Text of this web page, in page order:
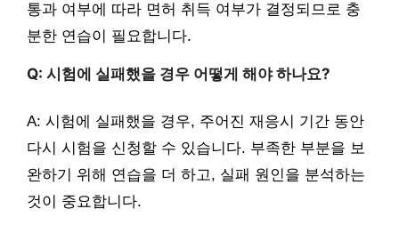
통과 여부에 따라 면허 취득 여부가 결정되므로 충
분한 연습이 필요합니다.
Q: 시험에 실패했을 경우 어떻게 해야 하나요?
A: 시험에 실패했을 경우, 주어진 재응시 기간 동안
다시 시험을 신청할 수 있습니다. 부족한 부분을 보
완하기 위해 연습을 더 하고, 실패 원인을 분석하는
것이 중요합니다.